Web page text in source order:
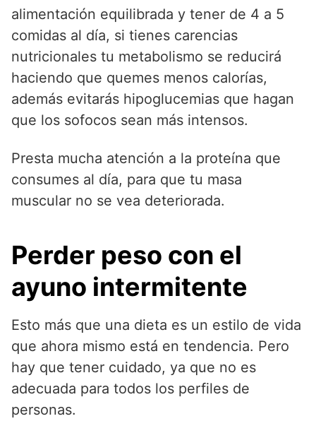
alimentación equilibrada y tener de 4 a 5
comidas al día, si tienes carencias
nutricionales tu metabolismo se reducirá
haciendo que quemes menos calorías,
además evitarás hipoglucemias que hagan
que los sofocos sean más intensos.
Presta mucha atención a la proteína que
consumes al día, para que tu masa
muscular no se vea deteriorada.
Perder peso con el
ayuno intermitente
Esto más que una dieta es un estilo de vida
que ahora mismo está en tendencia. Pero
hay que tener cuidado, ya que no es
adecuada para todos los perfiles de
personas.